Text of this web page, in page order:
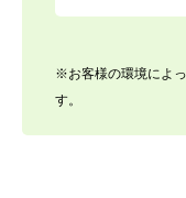
※お客様の環境によ
す。